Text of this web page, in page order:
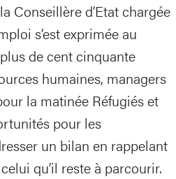
Conseillère d’Etat chargée
s’est exprimée au
de cent cinquante
humaines, managers
la matinée Réfugiés et
pour les
un bilan en rappelant
qu’il reste à parcourir.